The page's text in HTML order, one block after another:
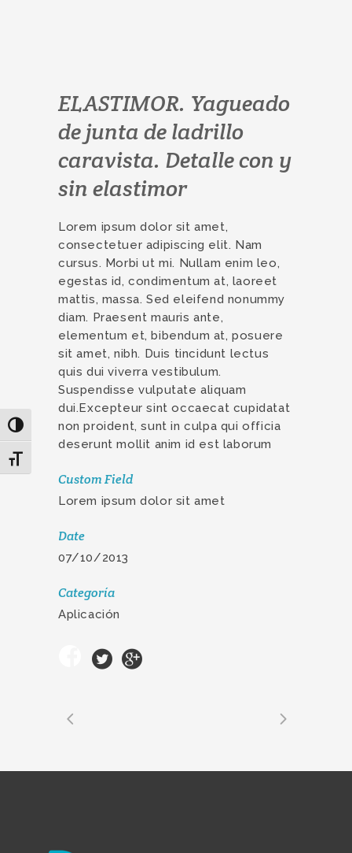
Alternar alto contraste
Alternar tamaño de letra
ELASTIMOR. Yagueado
de junta de ladrillo
caravista. Detalle con y
sin elastimor
Lorem ipsum dolor sit amet,
consectetuer adipiscing elit. Nam
cursus. Morbi ut mi. Nullam enim leo,
egestas id, condimentum at, laoreet
mattis, massa. Sed eleifend nonummy
diam. Praesent mauris ante,
elementum et, bibendum at, posuere
sit amet, nibh. Duis tincidunt lectus
quis dui viverra vestibulum.
Suspendisse vulputate aliquam
dui.Excepteur sint occaecat cupidatat
non proident, sunt in culpa qui officia
deserunt mollit anim id est laborum
Custom Field
Lorem ipsum dolor sit amet
Date
07/10/2013
Categoría
Aplicación